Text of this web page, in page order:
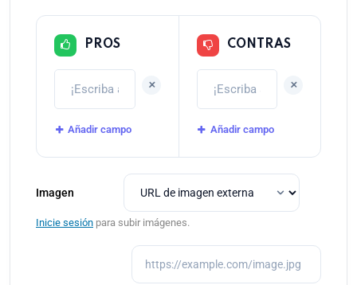
PROS
+
Añadir campo
CONTRAS
+
Añadir campo
Imagen
Inicie sesión para subir imágenes.